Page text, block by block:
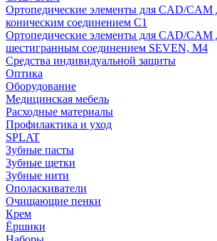
Ортопедические элементы для CAD/CAM
коническим соединением С1
Ортопедические элементы для CAD/CAM
шестигранным соединением SEVEN, М4
Средства индивидуальной защиты
Оптика
Оборудование
Медицинская мебель
Расходные материалы
Профилактика и уход
SPLAT
Зубные пасты
Зубные щетки
Зубные нити
Ополаскиватели
Очищающие пенки
Крем
Ёршики